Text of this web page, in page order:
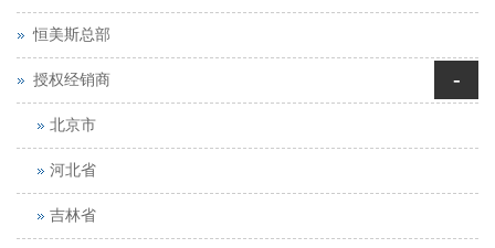
恒美斯总部
授权经销商 -
北京市
河北省
吉林省